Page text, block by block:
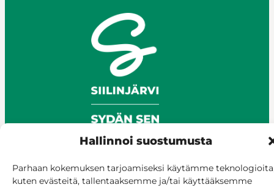
Hallinnoi suostumusta
Parhaan kokemuksen tarjoamiseksi käytämme
kuten evästeitä, tallentaaksemme ja/tai käyttääksemme